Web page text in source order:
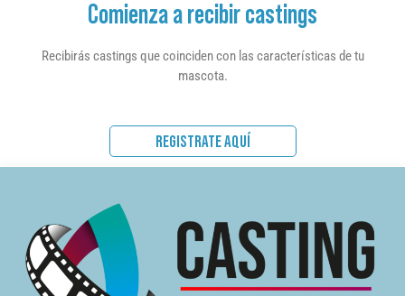
Comienza a recibir castings
Recibirás castings que coinciden con las características de tu
mascota.
REGISTRATE AQUÍ